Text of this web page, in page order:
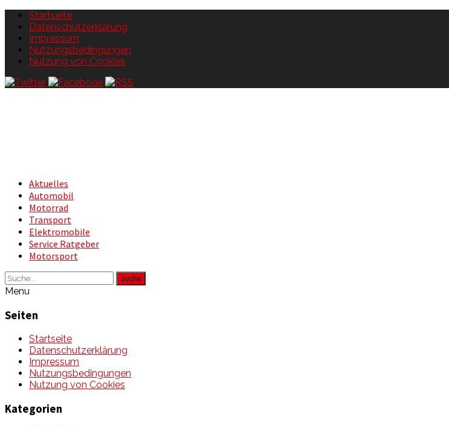
Startseite
Datenschutzerklärung
Impressum
Nutzungsbedingungen
Nutzung von Cookies
Aktuelles
Automobil
Motorrad
Transport
Elektromobile
Service Ratgeber
Motorsport
Suche
Menu
Seiten
Startseite
Datenschutzerklärung
Impressum
Nutzungsbedingungen
Nutzung von Cookies
Kategorien